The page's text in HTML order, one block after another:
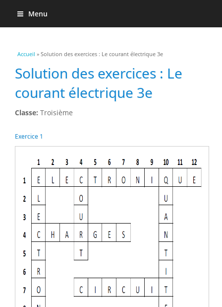
Menu
Vous êtes ici
Accueil » Solution des exercices : Le courant électrique 3e
Solution des exercices : Le
courant électrique 3e
Classe: Troisième
Exercice 1